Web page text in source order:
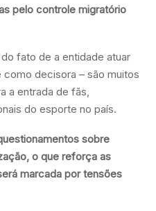
pelo controle migratório
fato de a entidade atuar
decisora – são muitos
a entrada de fãs,
do esporte no país.
sobre
o que reforça as
marcada por tensões